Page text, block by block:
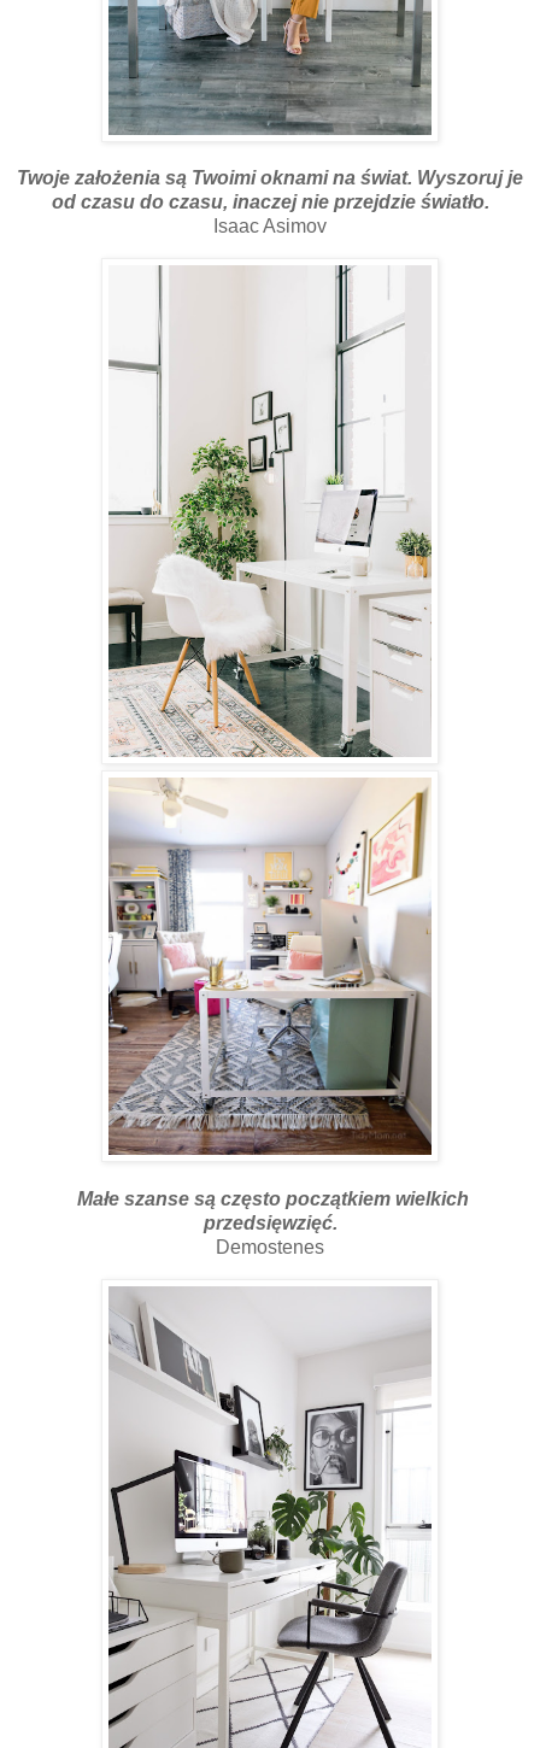
Twoje założenia są Twoimi oknami na świat. Wyszoruj je
od czasu do czasu, inaczej nie przejdzie światło.
Isaac Asimov
Małe szanse są często początkiem wielkich
przedsięwzięć.
Demostenes